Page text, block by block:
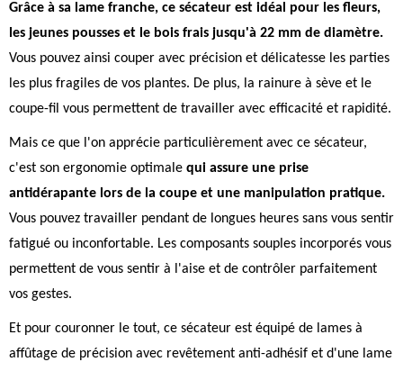
Grâce à sa lame franche, ce sécateur est idéal pour les fleurs,
les jeunes pousses et le bois frais jusqu'à 22 mm de diamètre.
Vous pouvez ainsi couper avec précision et délicatesse les parties
les plus fragiles de vos plantes. De plus, la rainure à sève et le
coupe-fil vous permettent de travailler avec efficacité et rapidité.
Mais ce que l'on apprécie particulièrement avec ce sécateur,
c'est son ergonomie optimale qui assure une prise
antidérapante lors de la coupe et une manipulation pratique.
Vous pouvez travailler pendant de longues heures sans vous sentir
fatigué ou inconfortable. Les composants souples incorporés vous
permettent de vous sentir à l'aise et de contrôler parfaitement
vos gestes.
Et pour couronner le tout, ce sécateur est équipé de lames à
affûtage de précision avec revêtement anti-adhésif et d'une lame